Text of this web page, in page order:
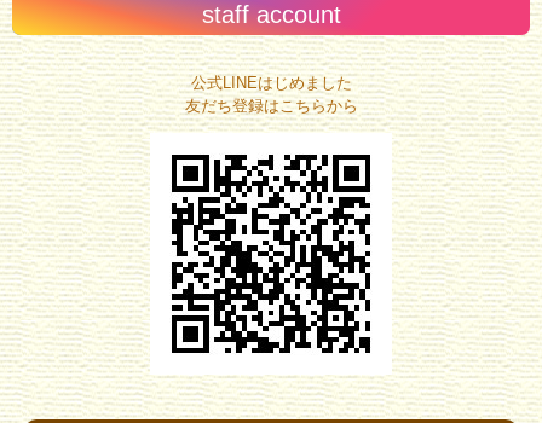
staff account
公式LINEはじめました
友だち登録はこちらから